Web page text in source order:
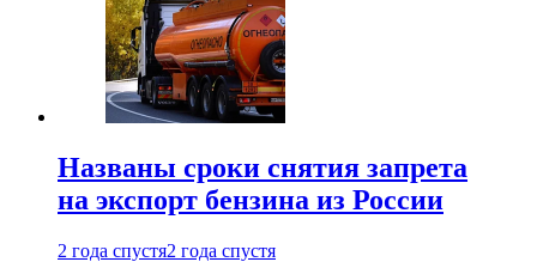
Названы сроки снятия запрета
на экспорт бензина из России
2 года спустя2 года спустя